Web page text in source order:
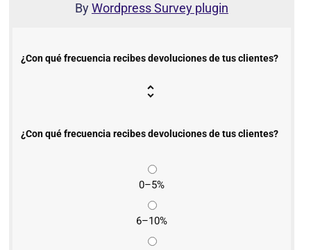
ByWordpress Survey plugin
¿Con qué frecuencia recibes devoluciones de tus clientes?
¿Con qué frecuencia recibes devoluciones de tus clientes?
0–5%
6–10%